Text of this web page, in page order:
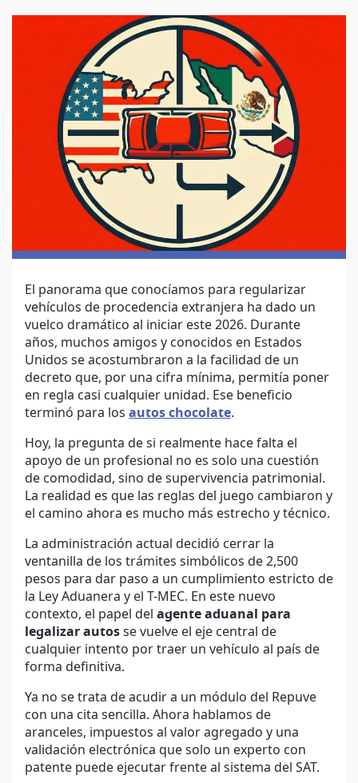
El panorama que conocíamos para regularizar
vehículos de procedencia extranjera ha dado un
vuelco dramático al iniciar este 2026. Durante
años, muchos amigos y conocidos en Estados
Unidos se acostumbraron a la facilidad de un
decreto que, por una cifra mínima, permitía poner
en regla casi cualquier unidad. Ese beneficio
terminó para los autos chocolate.
Hoy, la pregunta de si realmente hace falta el
apoyo de un profesional no es solo una cuestión
de comodidad, sino de supervivencia patrimonial.
La realidad es que las reglas del juego cambiaron y
el camino ahora es mucho más estrecho y técnico.
La administración actual decidió cerrar la
ventanilla de los trámites simbólicos de 2,500
pesos para dar paso a un cumplimiento estricto de
la Ley Aduanera y el T-MEC. En este nuevo
contexto, el papel del agente aduanal para
legalizar autos se vuelve el eje central de
cualquier intento por traer un vehículo al país de
forma definitiva.
Ya no se trata de acudir a un módulo del Repuve
con una cita sencilla. Ahora hablamos de
aranceles, impuestos al valor agregado y una
validación electrónica que solo un experto con
patente puede ejecutar frente al sistema del SAT.